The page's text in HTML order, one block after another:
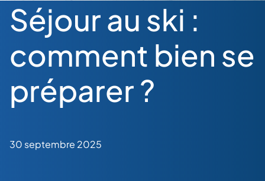
Séjour au ski :
comment bien se
préparer ?
30 septembre 2025